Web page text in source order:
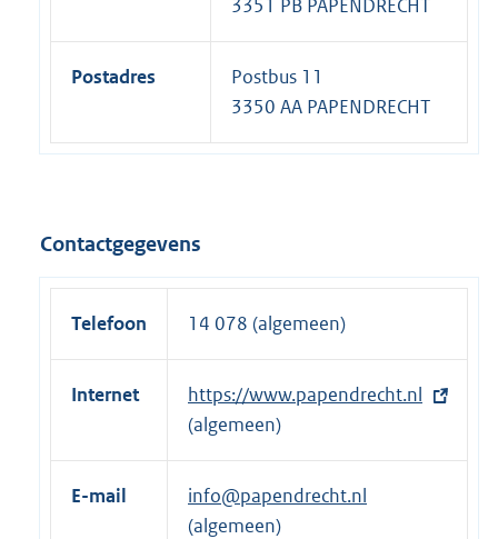
3351 PB PAPENDRECHT
Postadres
Postbus 11
3350 AA PAPENDRECHT
Contactgegevens
Telefoon 14 078 (algemeen)
Internet
E
x
t
e
r
https://www.papendrecht.nl
(algemeen)
E-mail
info@papendrecht.nl
(algemeen)